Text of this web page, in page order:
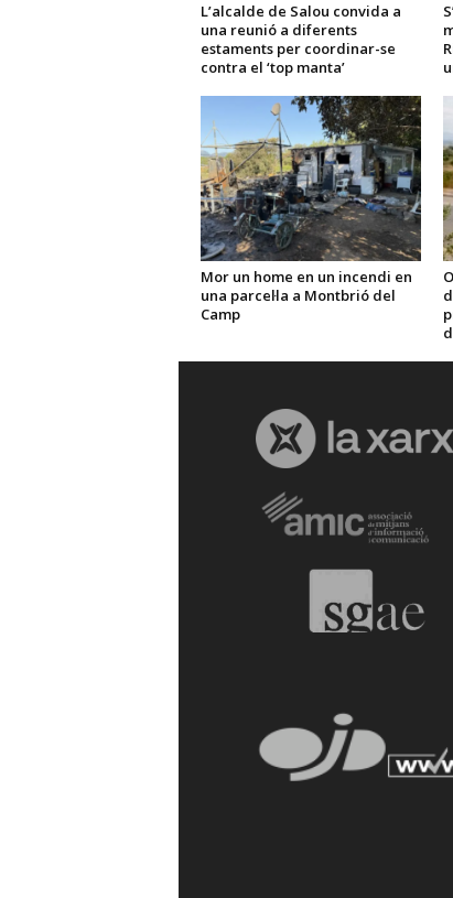
L’alcalde de Salou convida a
una reunió a diferents
estaments per coordinar-se
contra el ‘top manta’
Mor un home en un incendi en
una parcel·la a Montbrió del
Camp